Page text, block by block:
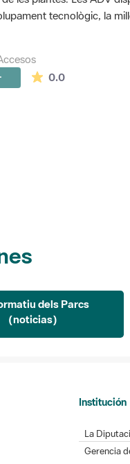
tecnològic, la
0.0La valoración
dels Parcs
(noticias)
Institución
La
Gerencia